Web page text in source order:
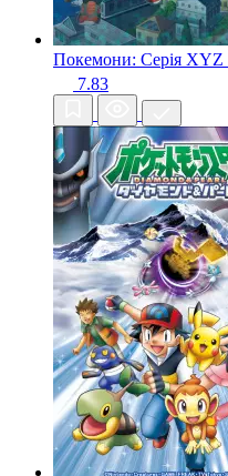
Покемони: Серія XYZ
7.83